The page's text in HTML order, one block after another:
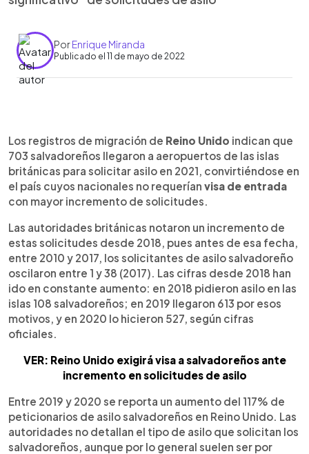
PorEnrique Miranda
Publicado el 11 de mayo de 2022
► Escuchar artículo
Los registros de migración de Reino Unido indican que
703 salvadoreños llegaron a aeropuertos de las islas
británicas para solicitar asilo en 2021, convirtiéndose en
el país cuyos nacionales no requerían visa de entrada
con mayor incremento de solicitudes.
Las autoridades británicas notaron un incremento de
estas solicitudes desde 2018, pues antes de esa fecha,
entre 2010 y 2017, los solicitantes de asilo salvadoreño
oscilaron entre 1 y 38 (2017). Las cifras desde 2018 han
ido en constante aumento: en 2018 pidieron asilo en las
islas 108 salvadoreños; en 2019 llegaron 613 por esos
motivos, y en 2020 lo hicieron 527, según cifras
oficiales.
VER: Reino Unido exigirá visa a salvadoreños ante
incremento en solicitudes de asilo
Entre 2019 y 2020 se reporta un aumento del 117% de
peticionarios de asilo salvadoreños en Reino Unido. Las
autoridades no detallan el tipo de asilo que solicitan los
salvadoreños, aunque por lo general suelen ser por